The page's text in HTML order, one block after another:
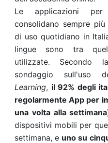
Le applicazioni
consolidano sempre
di uso quotidiano in
lingue sono tra
utilizzate. Secondo
sondaggio
Learning, il 92% degli
regolarmente App per
una volta alla
dispositivi mobili per
settimana, e uno su